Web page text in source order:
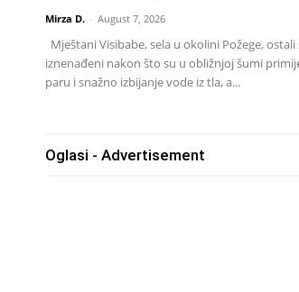
Mirza D. - August 7, 2026
Mještani Visibabe, sela u okolini Požege, ostali
iznenađeni nakon što su u obližnjoj šumi
paru i snažno izbijanje vode iz tla, a...
Oglasi - Advertisement